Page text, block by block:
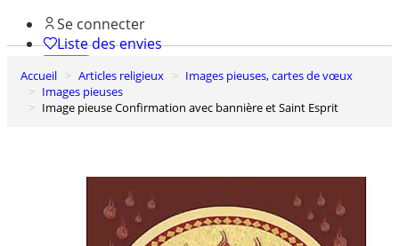
Se connecter
Liste des envies
0
Panier
Accueil Articles religieux
Images pieuses, cartes de vœux
Images pieuses
Image pieuse Confirmation avec bannière et Saint Esprit